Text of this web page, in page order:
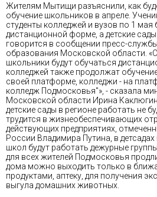
Жителям Мытищи разъяснили, как
обучение школьников в апреле.
студенты колледжей и вузов по 1 мая
дистанционной форме, а детские сады
говорится в сообщении пресс-
образования Московской области.
школьники будут обучаться
колледжей также продолжат
своей платформе, колледжи - на
колледж Подмосковья"», - сказала
Московской области Ирина
детские сады в регионе работать не
трудится в жизнеобеспечивающих
действующих предприятиях,
России Владимира Путина, в
школ будут работать дежурные
для всех жителей Подмосковья
дома можно выходить только в
продуктами, аптеку, для получения
выгула домашних животных.